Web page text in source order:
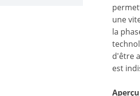
une
la
d'être
est